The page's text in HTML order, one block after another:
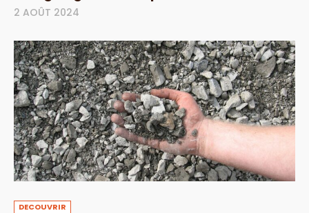
2 AOÛT 2024
DECOUVRIR